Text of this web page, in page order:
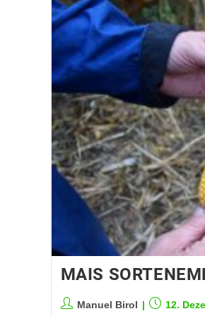
MAIS
Manuel Birol 12.